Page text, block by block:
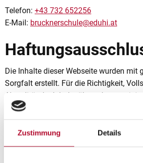
Zustimmung Details
Telefon: +43 732 652256
E-Mail: brucknerschule@eduhi.at
Die Inhalte dieser Webseite wurden mit
Sorgfalt erstellt. Für die Richtigkeit,
Aktualität der Inhalte übernehmen wir
Haftung für Links auf Webseiten Dritter
Unser Angebot enthält Links zu